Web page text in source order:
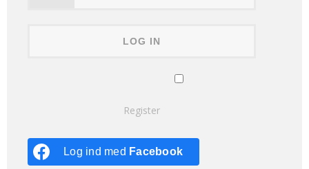
Register
Log ind med Facebook